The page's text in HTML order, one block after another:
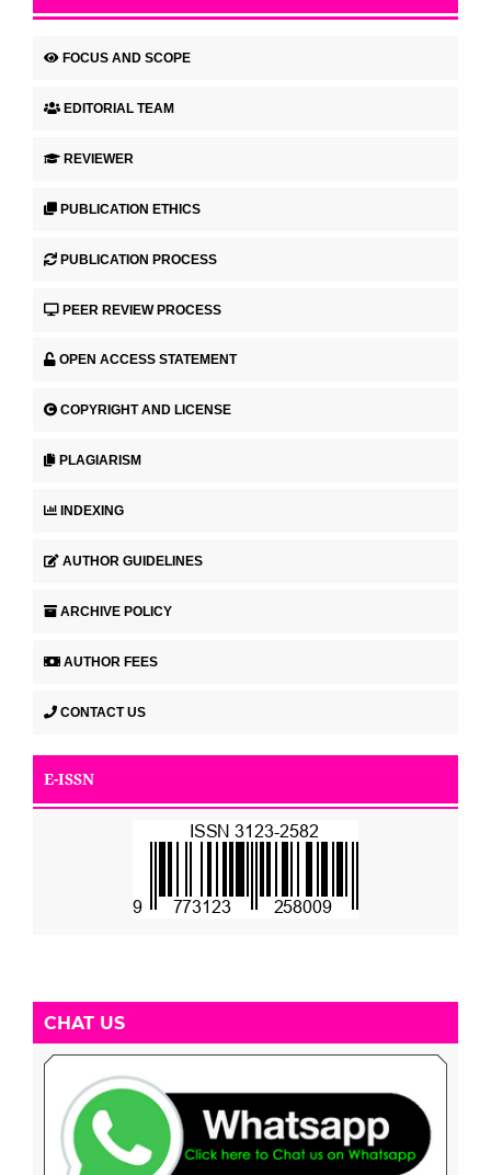
FOCUS AND SCOPE
EDITORIAL TEAM
REVIEWER
PUBLICATION ETHICS
PUBLICATION PROCESS
PEER REVIEW PROCESS
OPEN ACCESS STATEMENT
COPYRIGHT AND LICENSE
PLAGIARISM
INDEXING
AUTHOR GUIDELINES
ARCHIVE POLICY
AUTHOR FEES
CONTACT US
E-ISSN
CHAT US